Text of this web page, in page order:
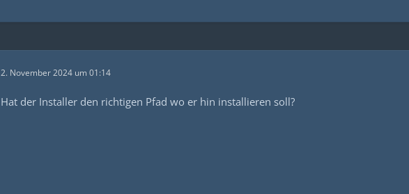
2. November 2024 um 01:14
Hat der Installer den richtigen Pfad wo er hin installieren soll?